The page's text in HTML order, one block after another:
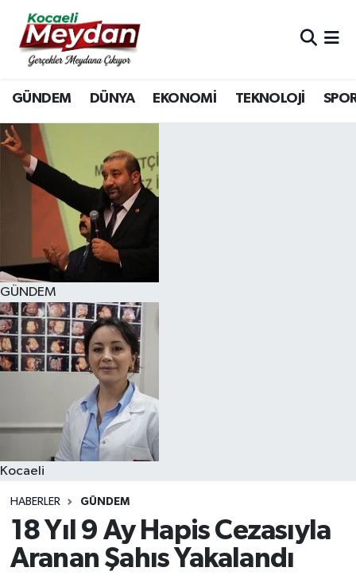
GÜNDEM DÜNYA EKONOMİ TEKNOLOJİ
GÜNDEM
Kocaeli
HABERLER GÜNDEM
18 Yıl 9 Ay Hapis Cezasıyla
Aranan Şahıs Yakalandı
Nöbetçi Eczaneler
Hava Durumu
Trafik Durumu
Süper Lig Puan Durumu ve Fikstür
Tüm Manşetler
Son Dakika Haberleri
Haber Arşivi